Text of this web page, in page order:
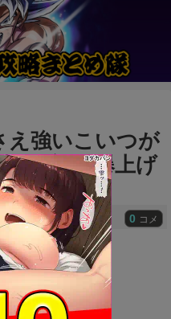
え強いこいつが
らに評価爆上げ
0 コメ